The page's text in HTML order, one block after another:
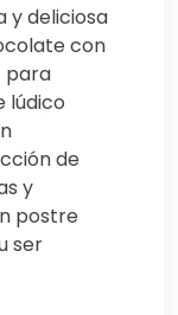
y deliciosa
con
para
lúdico
de
y
postre
ser